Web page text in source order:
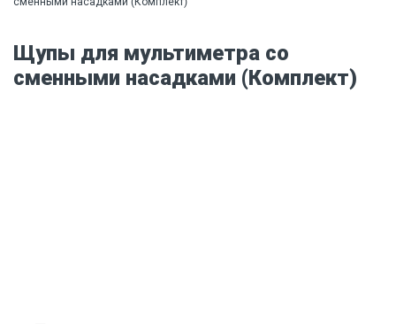
Щупы для мультиметра со
сменными насадками (Комплект)